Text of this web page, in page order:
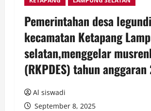
Pemerintahan desa
kecamatan Ketapang
selatan,menggelar
(RKPDES) tahun
Al siswadi
September 8, 2025